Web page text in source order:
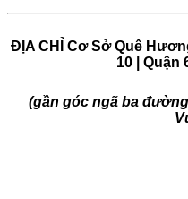
ĐỊA CHỈ Cơ Sở Quê
10 | Quận
(gần góc ngã ba